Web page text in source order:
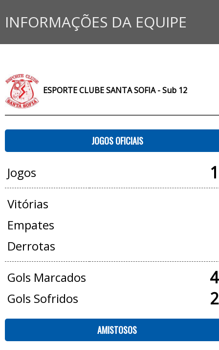
INFORMAÇÕES DA EQUIPE
ESPORTE CLUBE SANTA SOFIA - Sub 12
JOGOS OFICIAIS
Jogos
Vitórias
Empates
Derrotas
Gols Marcados
Gols Sofridos
AMISTOSOS